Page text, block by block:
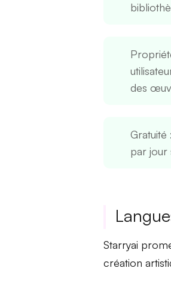
des
Gratuité
par jour
Starryai
création